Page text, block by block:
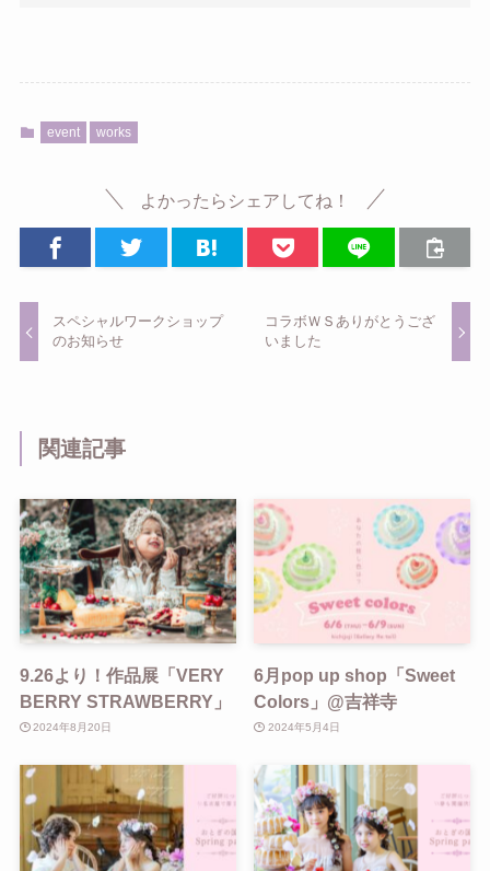
event works
よかったらシェアしてね！
スペシャルワークショップ
のお知らせ
コラボＷＳありがとうござ
いました
関連記事
9.26より！作品展「VERY
BERRY STRAWBERRY」
2024年8月20日
6月pop up shop「Sweet
Colors」@吉祥寺
2024年5月4日